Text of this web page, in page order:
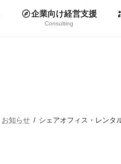
企業向け経営支援
Consulting
お知らせ シェアオフィス・レンタ